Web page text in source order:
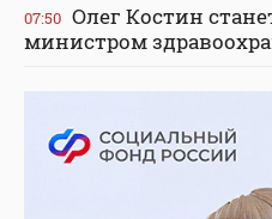
07:50 Олег Костин
министром